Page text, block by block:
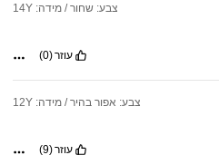
צבע: שחור / מידה: 14Y
עוזר(0)
צבע: אפור בהיר / מידה: 12Y
עוזר(9)